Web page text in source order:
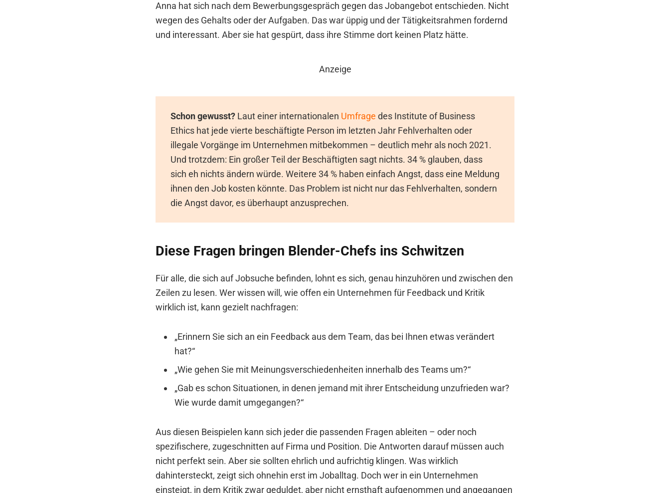
Anna hat sich nach dem Bewerbungsgespräch gegen das Jobangebot entschieden. Nicht
wegen des Gehalts oder der Aufgaben. Das war üppig und der Tätigkeitsrahmen fordernd
und interessant. Aber sie hat gespürt, dass ihre Stimme dort keinen Platz hätte.
Anzeige
Schon gewusst? Laut einer internationalen Umfrage des Institute of Business
Ethics hat jede vierte beschäftigte Person im letzten Jahr Fehlverhalten oder
illegale Vorgänge im Unternehmen mitbekommen – deutlich mehr als noch 2021.
Und trotzdem: Ein großer Teil der Beschäftigten sagt nichts. 34 % glauben, dass
sich eh nichts ändern würde. Weitere 34 % haben einfach Angst, dass eine Meldung
ihnen den Job kosten könnte. Das Problem ist nicht nur das Fehlverhalten, sondern
die Angst davor, es überhaupt anzusprechen.
Diese Fragen bringen Blender-Chefs ins Schwitzen
Für alle, die sich auf Jobsuche befinden, lohnt es sich, genau hinzuhören und zwischen den
Zeilen zu lesen. Wer wissen will, wie offen ein Unternehmen für Feedback und Kritik
wirklich ist, kann gezielt nachfragen:
„Erinnern Sie sich an ein Feedback aus dem Team, das bei Ihnen etwas verändert
hat?“
„Wie gehen Sie mit Meinungsverschiedenheiten innerhalb des Teams um?“
„Gab es schon Situationen, in denen jemand mit ihrer Entscheidung unzufrieden war?
Wie wurde damit umgegangen?“
Aus diesen Beispielen kann sich jeder die passenden Fragen ableiten – oder noch
spezifischere, zugeschnitten auf Firma und Position. Die Antworten darauf müssen auch
nicht perfekt sein. Aber sie sollten ehrlich und aufrichtig klingen. Was wirklich
dahintersteckt, zeigt sich ohnehin erst im Joballtag. Doch wer in ein Unternehmen
einsteigt, in dem Kritik zwar geduldet, aber nicht ernsthaft aufgenommen und angegangen